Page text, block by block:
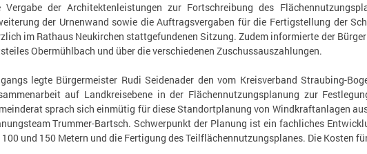
Vergabe der Architektenleistungen zur Fortschreibung des
der Urnenwand sowie die Auftragsvergaben für die Fertigstellung der
im Rathaus Neukirchen stattgefundenen Sitzung. Zudem informierte der
Obermühlbach und über die verschiedenen Zuschussauszahlungen.
legte Bürgermeister Rudi Seidenader den vom Kreisverband Straubing-
auf Landkreisebene in der Flächennutzungsplanung zur
sprach sich einmütig für diese Standortplanung von Windkraftanlagen
Trummer-Bartsch. Schwerpunkt der Planung ist ein fachliches
100 und 150 Metern und die Fertigung des Teilflächennutzungsplanes. Die Kosten